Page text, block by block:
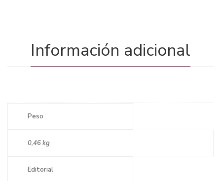
Información adicional
Peso
0,46 kg
Editorial